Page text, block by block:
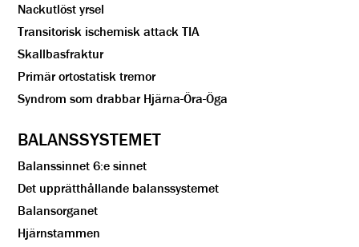
Nackutlöst yrsel
Transitorisk ischemisk attack TIA
Skallbasfraktur
Primär ortostatisk tremor
Syndrom som drabbar Hjärna-Öra-Öga
BALANSSYSTEMET
Balanssinnet 6:e sinnet
Det upprätthållande balanssystemet
Balansorganet
Hjärnstammen